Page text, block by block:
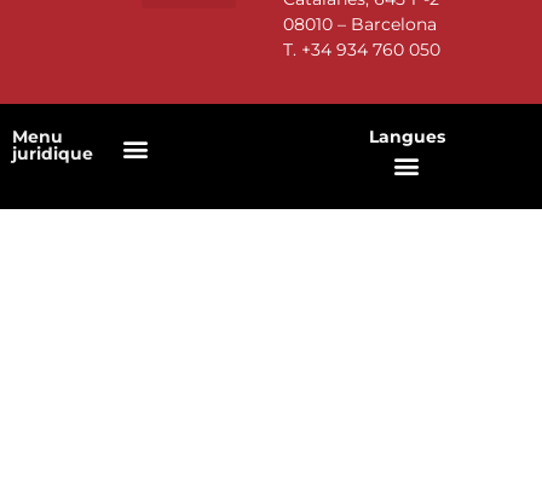
08010 – Barcelona
T. +34 934 760 050
Menu
juridique
Langues